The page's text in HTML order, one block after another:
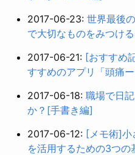
2017-06-23: 世界最後
で大切なものをみつける
2017-06-21: [おすすめ
すすめのアプリ「頭痛ー
2017-06-18: 職場で日
か？[手書き編]
2017-06-12: [メモ術]小
を活用するための3つの